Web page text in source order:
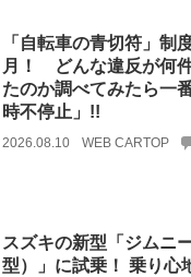
「自転車の青切符」制
月！ どんな違反が何
たのか調べてみたら一
時不停止」!!
2026.08.10 WEB CARTOP
スズキの新型「ジムニ
型）」に試乗！ 乗り心